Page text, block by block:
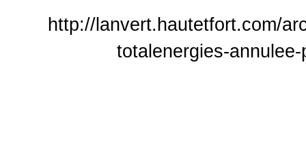
http://lanvert.hautetfort.com/
totalenergies-